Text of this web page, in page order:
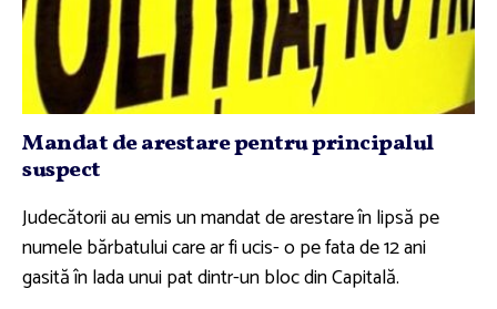
Mandat de arestare pentru principalul
suspect
Judecătorii au emis un mandat de arestare în lipsă pe
numele bărbatului care ar fi ucis- o pe fata de 12 ani
gasită în lada unui pat dintr-un bloc din Capitală.